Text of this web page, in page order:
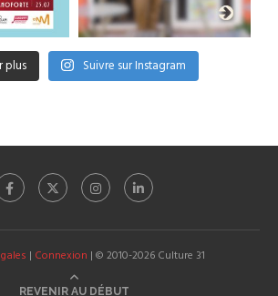
plus Suivre sur Instagram
| Connexion | © 2010-2026 Culture 31
REVENIR AU DÉBUT